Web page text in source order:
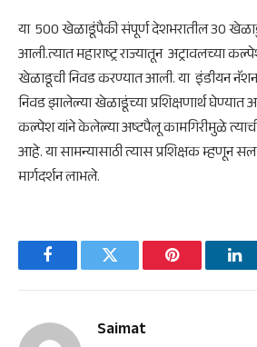
या 500 खेळाडूंंपैकी संपूर्ण देशभरातील 30
आली.त्यात महाराष्ट्र राज्यातून अट्रावलच्या
खेळाडूची निवड करण्यात आली. या इंडीयन
निवड झालेल्या खेळाडूंच्या प्रशिक्षणार्थ घेण्यात
कल्पेश यांने केलेल्या अष्टपैलू कामगिरीमुळे
आहे. या सामन्यासाठी त्यास प्रशिक्षक म्हणून
मार्गदर्शन लाभले.
FacebookTwitter Pinterest
Saimat